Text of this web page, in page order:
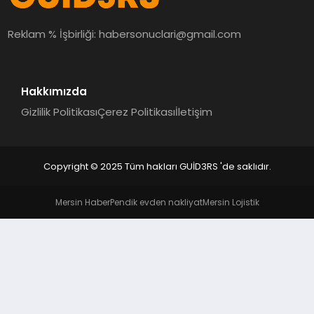
MAGAZIN
Reklam % İşbirliği:habersonuclari@gmail.com
Hakkımızda
Gizlilik PolitikasıÇerez Politikasıİletişim
Copyright © 2025 Tüm hakları GUİD3RS 'de saklıdır.
Mersin HaberPendik evden nakliyatMersin Lojistik